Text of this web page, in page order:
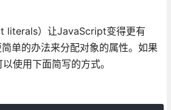
literals）让JavaScript变得更有
单的办法来分配对象的属性。如果
使用下面简写的方式。